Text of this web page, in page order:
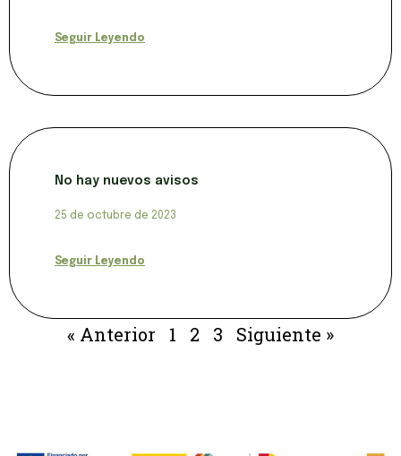
Seguir Leyendo
No hay nuevos avisos
25 de octubre de 2023
Seguir Leyendo
« Anterior 1 2 3 Siguiente »